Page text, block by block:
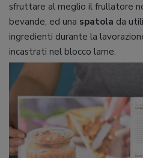
sfruttare al meglio il frullatore
bevande, ed una spatola da
ingredienti durante la
incastrati nel blocco lame.